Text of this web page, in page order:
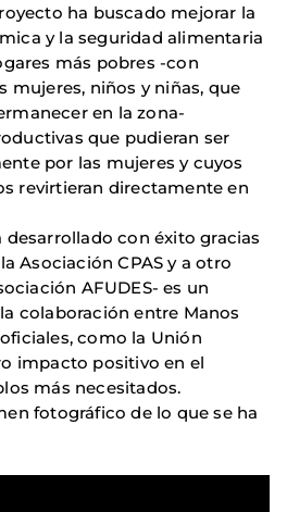
ha buscado mejorar la
y la seguridad alimentaria
más pobres -con
mujeres, niños y niñas, que
en la zona-
que pudieran ser
por las mujeres y cuyos
revirtieran directamente en
desarrollado con éxito gracias
Asociación CPAS y a otro
AFUDES- es un
colaboración entre Manos
como la Unión
impacto positivo en el
más necesitados.
fotográfico de lo que se ha